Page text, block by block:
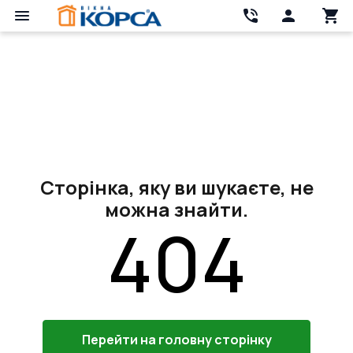
Сторінка, яку ви шукаєте, не
можна знайти.
404
Перейти на головну сторінку